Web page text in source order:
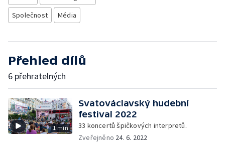
Společnost
Média
Přehled dílů
6 přehratelných
1 min
Svatováclavský hudební
festival 2022
33 koncertů špičkových interpretů.
Zveřejněno 24. 6. 2022